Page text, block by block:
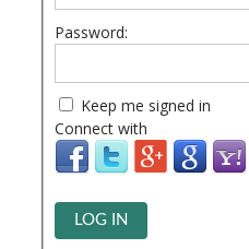
Password:
Keep me signed in
Connect with
LOG IN